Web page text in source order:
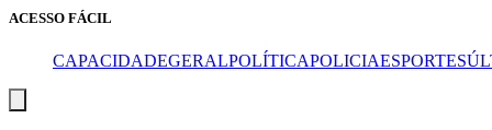
ACESSO FÁCIL
CAPACIDADEGERALPOLÍTICAPOLICIAESPORTES
de